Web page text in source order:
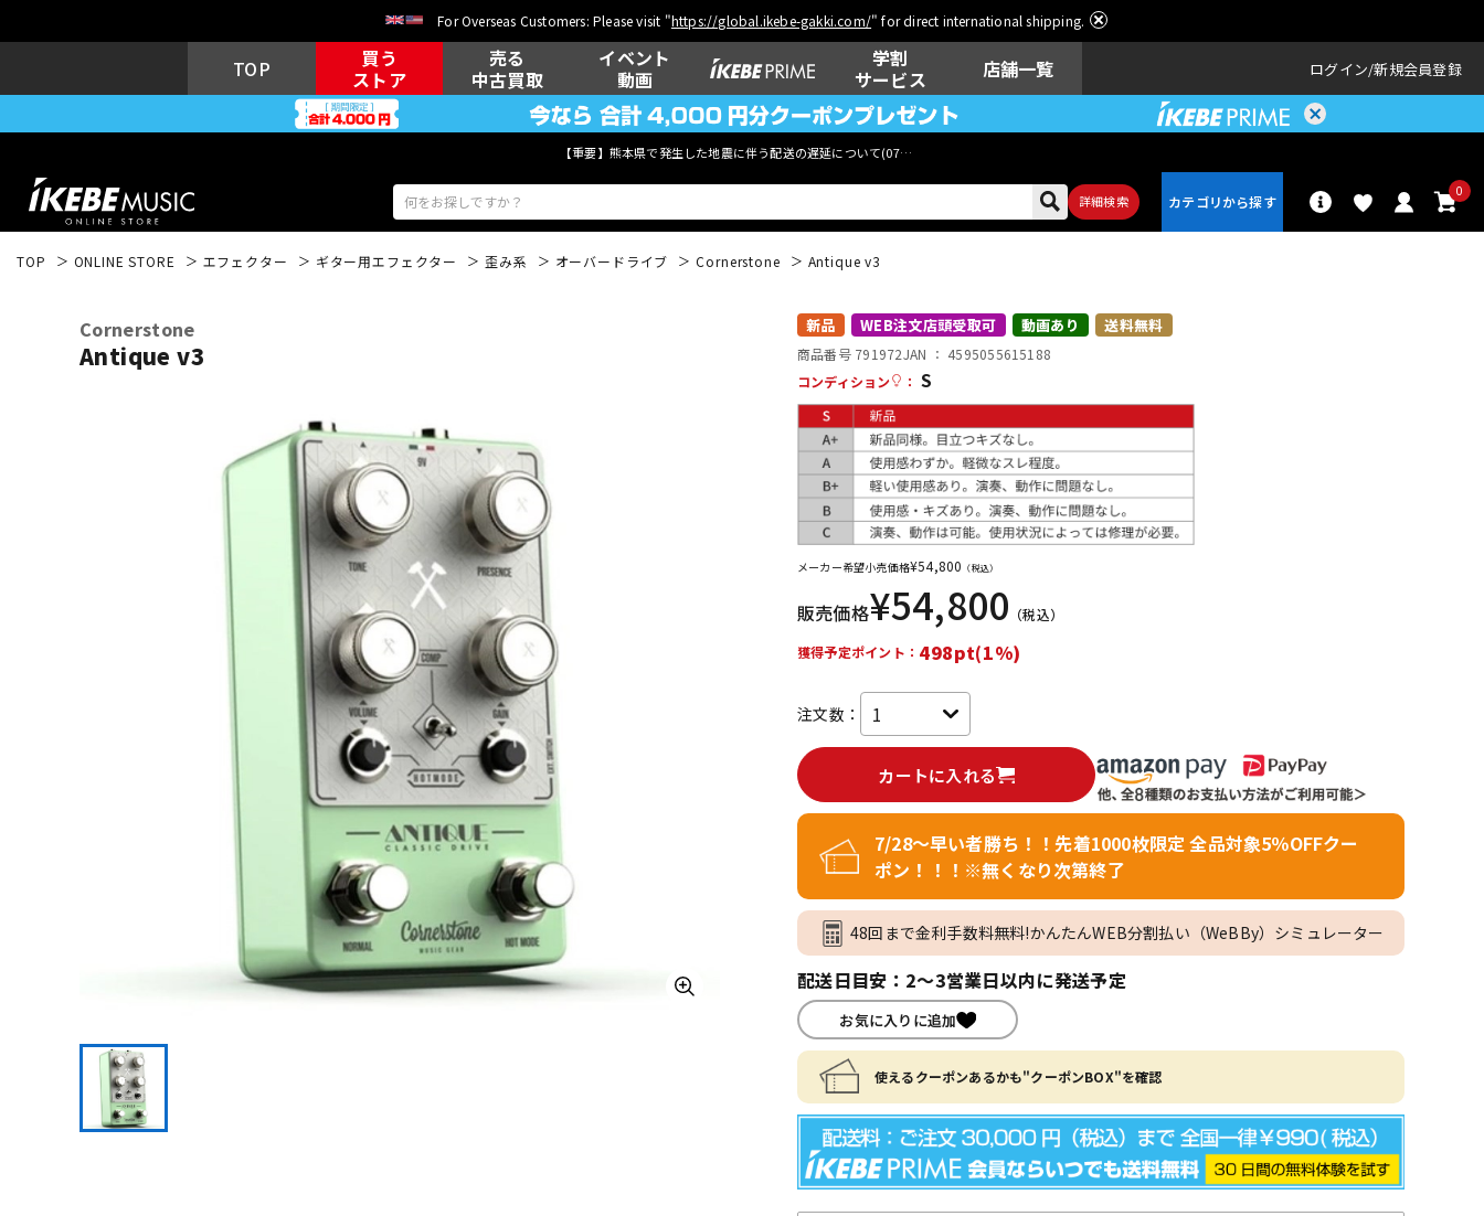
For Overseas Customers: Please visit "https://global.ikebe-gakki.com/" for direct international shipping.
TOP
買う
ストア
売る
中古買取
イベント
動画
学割
サービス
店舗一覧 ログイン 新規会員登録
【重要】熊本県で発生した地震に伴う配送の遅延について(07月29日
詳細検索
0
ウクレレ ドラム
その他楽器
DTM レコーディン
グ機器
配信/ライブ
機器
ヴィンテージ
TOP ONLINE STORE エフェクター ギター用エフェクター 歪み系 オーバードライブ Cornerstone Antique v3
Cornerstone
Antique v3
新品 WEB注文店頭受取可 動画あり 送料無料
商品番号 791972JAN ： 4595055615188
コンディション
： S
メーカー希望小売価格¥54,800 （税込）
販売価格¥54,800 （税込）
獲得予定ポイント： 498pt(1%)
注文数：
カートに入れる
7/28～早い者勝ち！！先着1000枚限定 全品対象5％OFFクー
ポン！！！※無くなり次第終了
48回まで金利手数料無料!かんたんWEB分割払い（WeBBy）シミュレーター
配送日目安：2～3営業日以内に発送予定
お気に入りに追加
使えるクーポンあるかも"クーポンBOX"を確認